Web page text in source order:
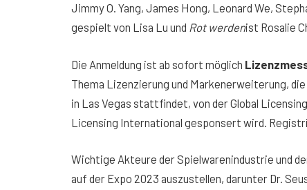
Jimmy O. Yang, James Hong, Leonard We,
gespielt von Lisa Lu und Rot werdenist Rosalie
Die Anmeldung ist ab sofort möglich
Thema Lizenzierung und Markenerweiterung,
in Las Vegas stattfindet, von der Global
Licensing International gesponsert wird.
Wichtige Akteure der Spielwarenindustrie und
auf der Expo 2023 auszustellen, darunter Dr.